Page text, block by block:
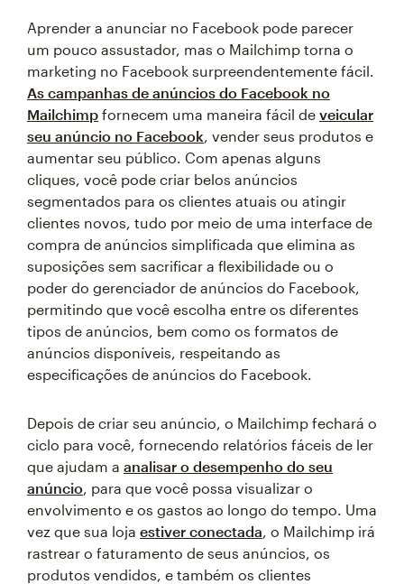
Aprender a anunciar no Facebook pode parecer
um pouco assustador, mas o Mailchimp torna o
marketing no Facebook surpreendentemente fácil.
As campanhas de anúncios do Facebook no
Mailchimp fornecem uma maneira fácil de veicular
seu anúncio no Facebook, vender seus produtos e
aumentar seu público. Com apenas alguns
cliques, você pode criar belos anúncios
segmentados para os clientes atuais ou atingir
clientes novos, tudo por meio de uma interface de
compra de anúncios simplificada que elimina as
suposições sem sacrificar a flexibilidade ou o
poder do gerenciador de anúncios do Facebook,
permitindo que você escolha entre os diferentes
tipos de anúncios, bem como os formatos de
anúncios disponíveis, respeitando as
especificações de anúncios do Facebook.
Depois de criar seu anúncio, o Mailchimp fechará o
ciclo para você, fornecendo relatórios fáceis de ler
que ajudam a analisar o desempenho do seu
anúncio, para que você possa visualizar o
envolvimento e os gastos ao longo do tempo. Uma
vez que sua loja estiver conectada, o Mailchimp irá
rastrear o faturamento de seus anúncios, os
produtos vendidos, e também os clientes